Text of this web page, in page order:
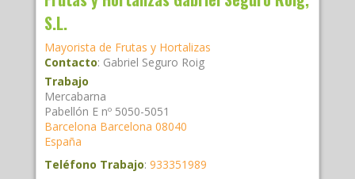
S.L.
Mayorista de Frutas y Hortalizas
Contacto: Gabriel Seguro Roig
Trabajo
Mercabarna
Pabellón E nº 5050-5051
Barcelona Barcelona 08040
España
Teléfono Trabajo: 933351989